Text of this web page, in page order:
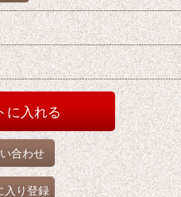
に入れる
合わせ
入り登録